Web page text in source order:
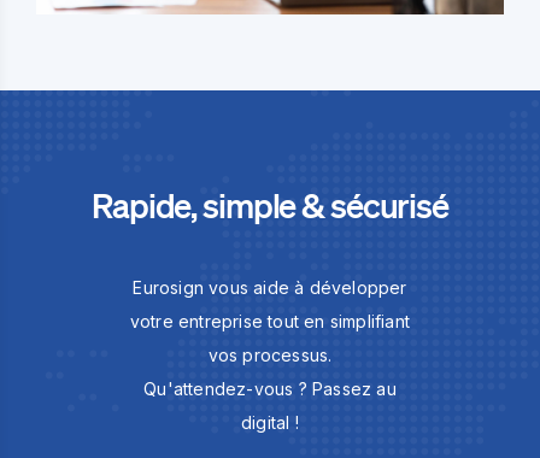
Rapide, simple & sécurisé
Eurosign vous aide à développer
votre entreprise tout en simplifiant
vos processus.
Qu'attendez-vous ? Passez au
digital !